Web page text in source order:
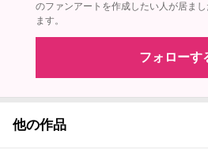
のファンアートを作成したい人が居ま
ます。
フォローす
他の作品